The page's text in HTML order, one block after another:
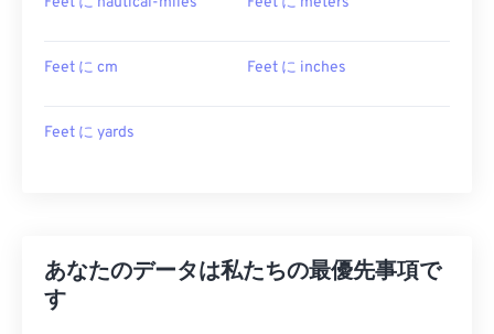
Feet に cm Feet に inches
Feet に yards
あなたのデータは私たちの最優先事項で
す